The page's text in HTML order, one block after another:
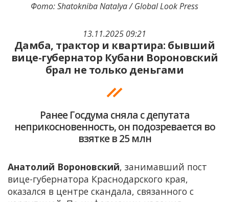
13.11.2025 09:21
Дамба, трактор и квартира: бывший
вице-губернатор Кубани Вороновский
брал не только деньгами
Ранее Госдума сняла с депутата
неприкосновенность, он подозревается во
взятке в 25 млн
Фото: Shatokniba Natalya / Global Look Press
Анатолий Вороновский, занимавший пост
вице-губернатора Краснодарского края,
оказался в центре скандала, связанного с